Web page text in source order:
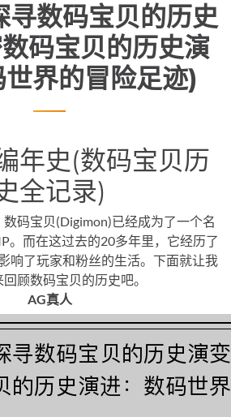
寻数码宝贝的历史
码宝贝的历史演
界的冒险足迹)
年史(数码宝贝历
全记录)
码宝贝(Digimon)已经成为了一个名
。而在这过去的20多年里，它经历了
响了玩家和粉丝的生活。下面就让我
顾数码宝贝的历史吧。
AG真人